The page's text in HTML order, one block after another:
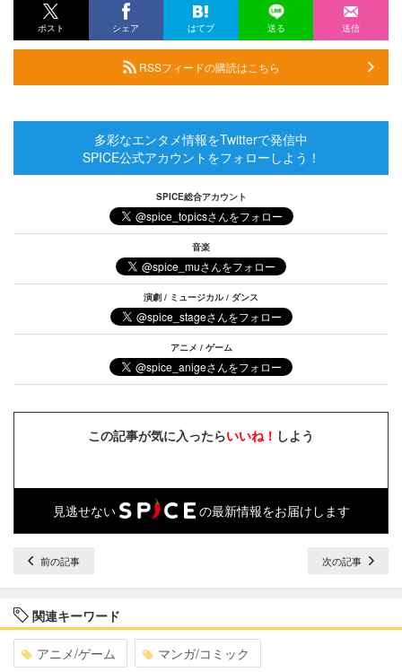
ポスト シェア はてブ 送る 送信
RSSフィードの購読はこちら
多彩なエンタメ情報をTwitterで発信中
SPICE公式アカウントをフォローしよう！
SPICE総合アカウント
音楽
演劇 / ミュージカル / ダンス
アニメ / ゲーム
この記事が気に入ったらいいね！ しよう
見逃せない の最新情報をお届けします
前の記事 次の記事
関連キーワード
アニメ/ゲーム マンガ/コミック